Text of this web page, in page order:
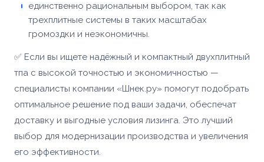
единственно рациональным выбором, так как
трехплитные системы в таких масштабах
громоздки и неэкономичны.
✅ Если вы ищете надёжный и компактный двухплитный
тпа с высокой точностью и экономичностью —
специалисты компании «Шнек.ру» помогут подобрать
оптимальное решение под ваши задачи, обеспечат
доставку и выгодные условия лизинга. Это лучший
выбор для модернизации производства и увеличения
его эффективности.